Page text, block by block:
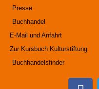
Presse
Buchhandel
E-Mail und Anfahrt
Zur Kursbuch Kulturstiftung
Buchhandelsfinder